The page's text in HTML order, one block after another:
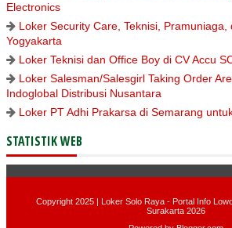
Electronics
Loker Security Care, Teknisi,
Yogyakarta
Loker Teknisi dan Office Boy di CV Accu
Loker Salesman/Salesgirl Taking Order
Indoglobal Distribusi Nusantara
Loker PT Adhi Prakarsa di Semarang
STATISTIK WEB
Copyright 2025 | Loker Solo Raya - Portal Info
Surakarta 2026